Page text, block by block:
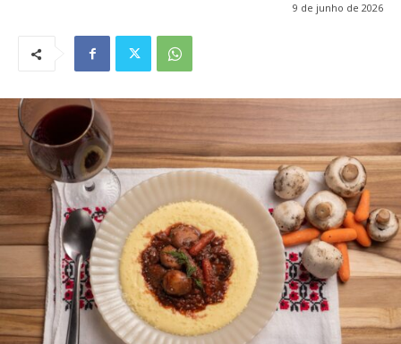
9 de junho de 2026